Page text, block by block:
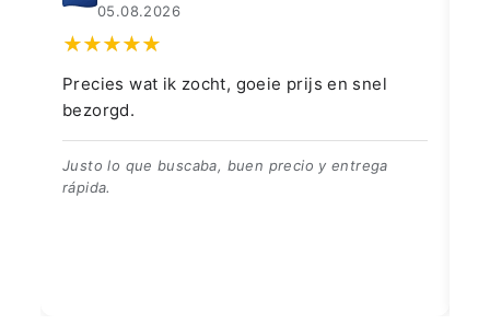
05.08.2026
Precies wat ik zocht, goeie prijs en snel
bezorgd.
Justo lo que buscaba, buen precio y entrega
rápida.